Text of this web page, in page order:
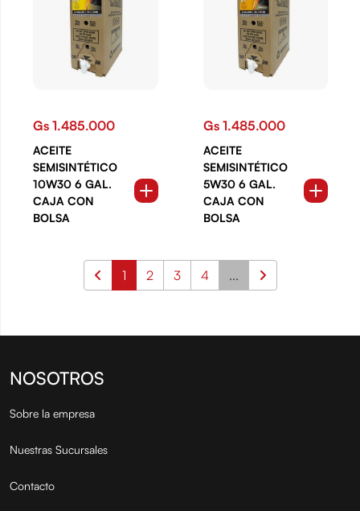
Gs 1.485.000
ACEITE
SEMISINTÉTICO
10W30 6 GAL.
CAJA CON
BOLSA
Gs 1.485.000
ACEITE
SEMISINTÉTICO
5W30 6 GAL.
CAJA CON
BOLSA
1 2 3 4 ...
NOSOTROS
Sobre la empresa
Nuestras Sucursales
Contacto